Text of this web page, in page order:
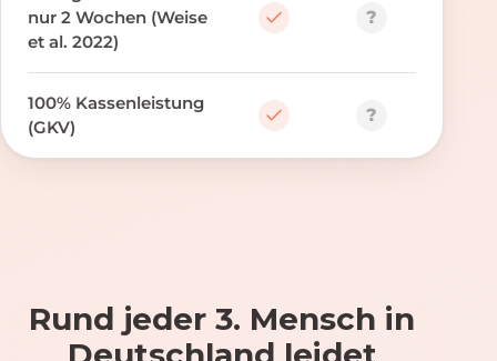
nur 2 Wochen (Weise
et al. 2022)
?
100% Kassenleistung
(GKV)
?
Rund jeder 3. Mensch in